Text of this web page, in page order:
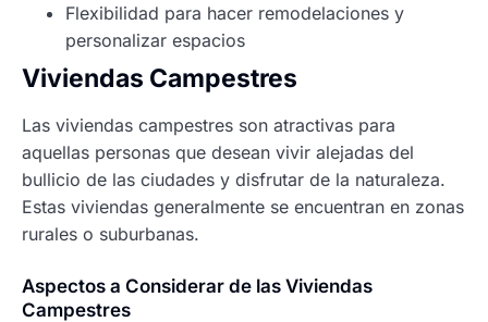
Flexibilidad para hacer remodelaciones y
personalizar espacios
Viviendas Campestres
Las viviendas campestres son atractivas para
aquellas personas que desean vivir alejadas del
bullicio de las ciudades y disfrutar de la naturaleza.
Estas viviendas generalmente se encuentran en zonas
rurales o suburbanas.
Aspectos a Considerar de las Viviendas
Campestres